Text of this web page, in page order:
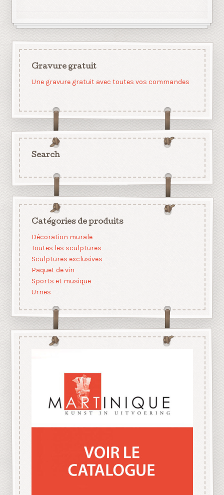
Gravure gratuit
Une gravure gratuit avec toutes vos commandes
Search
Catégories de produits
Décoration murale
Toutes les sculptures
Sculptures exclusives
Paquet de vin
Sports et musique
Urnes